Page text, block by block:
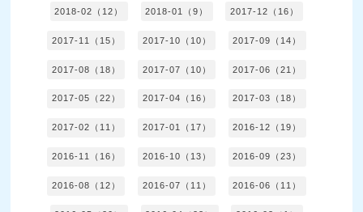
2018-02（12） 2018-01（9） 2017-12（16）
2017-11（15） 2017-10（10） 2017-09（14）
2017-08（18） 2017-07（10） 2017-06（21）
2017-05（22） 2017-04（16） 2017-03（18）
2017-02（11） 2017-01（17） 2016-12（19）
2016-11（16） 2016-10（13） 2016-09（23）
2016-08（12） 2016-07（11） 2016-06（11）